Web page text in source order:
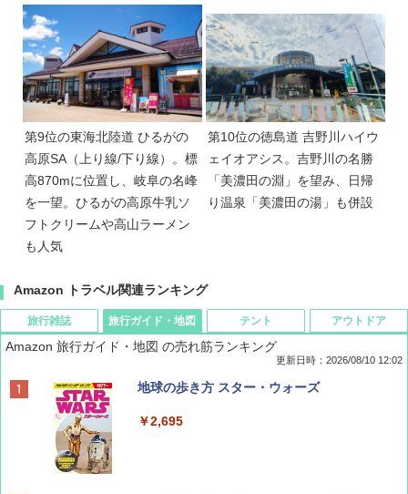
第9位の東海北陸道 ひるがの
高原SA（上り線/下り線）。標
高870mに位置し、岐阜の名峰
を一望。ひるがの高原牛乳ソ
フトクリームや高山ラーメン
も人気
第10位の徳島道 吉野川ハイウ
ェイオアシス。吉野川の名勝
「美濃田の淵」を望み、日帰
り温泉「美濃田の湯」も併設
Amazon トラベル関連ランキング
旅行雑誌
BE-PAL(ビ-パル) 2026年 10 月号【特別付録:
旅行ガイド・地図
Amazon 旅行ガイド・地図 の売れ筋ランキング
更新日時：2026/08/10 12:02
地球の歩き方 スター・ウォーズ
￥2,695
テント アウトドア